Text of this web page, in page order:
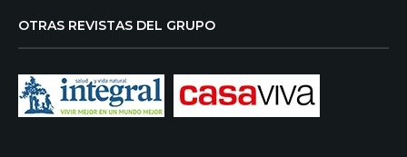
OTRAS REVISTAS DEL GRUPO